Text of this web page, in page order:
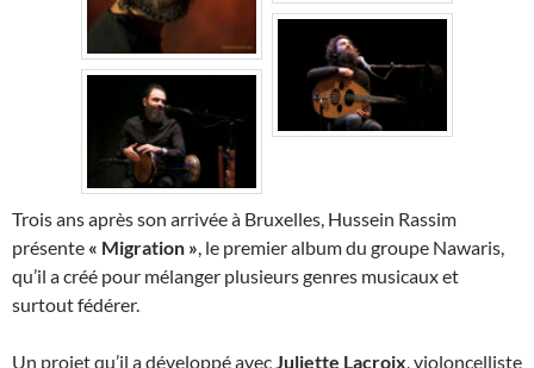
Trois ans après son arrivée à Bruxelles, Hussein Rassim
présente « Migration » , le premier album du groupe Nawaris,
qu’il a créé pour mélanger plusieurs genres musicaux et
surtout fédérer.
Un projet qu’il a développé avec Juliette Lacroix , violoncelliste